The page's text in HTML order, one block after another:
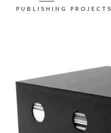
PUBLISHING PROJECTS